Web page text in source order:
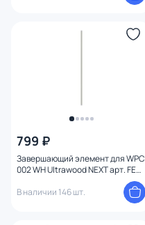
799 ₽
Завершающий элемент для WPC
002 WH Ultrawood NEXT арт. FE
WPC 002 WH (2900 х 20 х 20 мм)
В наличии 146 шт.